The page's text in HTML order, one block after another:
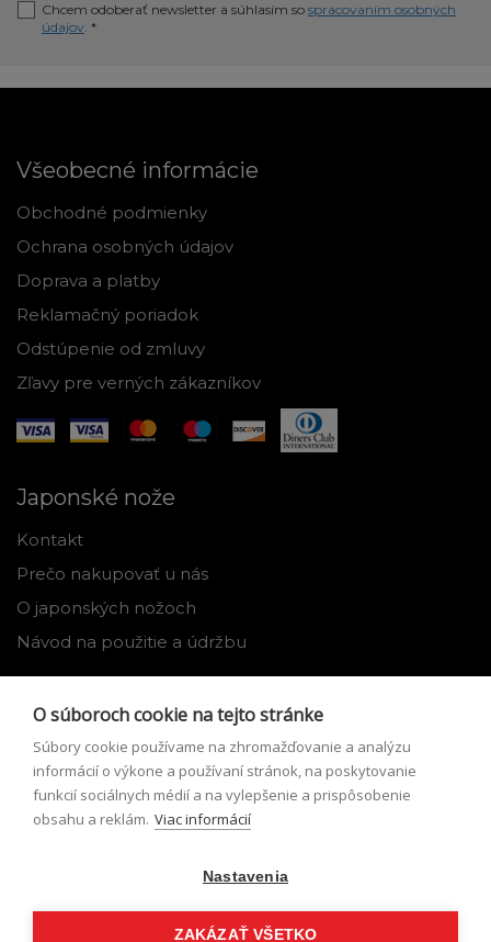
Chcem odoberať newsletter a súhlasím so spracovaním osobných
údajov. *
Všeobecné informácie
Obchodné podmienky
Ochrana osobných údajov
Doprava a platby
Reklamačný poriadok
Odstúpenie od zmluvy
Zľavy pre verných zákazníkov
Japonské nože
Kontakt
Prečo nakupovať u nás
O japonských nožoch
Návod na použitie a údržbu
Môj profil
Zabudnuté heslo
Formulár pre odstúpenie od zmluvy
O súboroch cookie na tejto stránke
Súbory cookie používame na zhromažďovanie a analýzu
informácií o výkone a používaní stránok, na poskytovanie
funkcií sociálnych médií a na vylepšenie a prispôsobenie
obsahu a reklám. Viac informácií
Nastavenia
ZAKÁZAŤ VŠETKO